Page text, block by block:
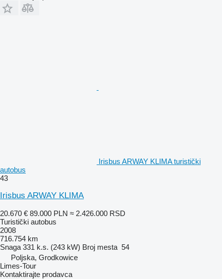
Irisbus ARWAY KLIMA turistički
autobus
43
Irisbus ARWAY KLIMA
20.670 € 89.000 PLN ≈ 2.426.000 RSD
Turistički autobus
2008
716.754 km
Snaga 331 k.s. (243 kW) Broj mesta 54
Poljska, Grodkowice
Limes-Tour
Kontaktirajte prodavca